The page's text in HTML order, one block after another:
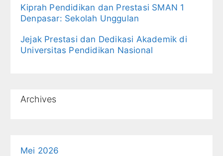
Kiprah Pendidikan dan Prestasi SMAN 1
Denpasar: Sekolah Unggulan
Jejak Prestasi dan Dedikasi Akademik di
Universitas Pendidikan Nasional
Archives
Mei 2026